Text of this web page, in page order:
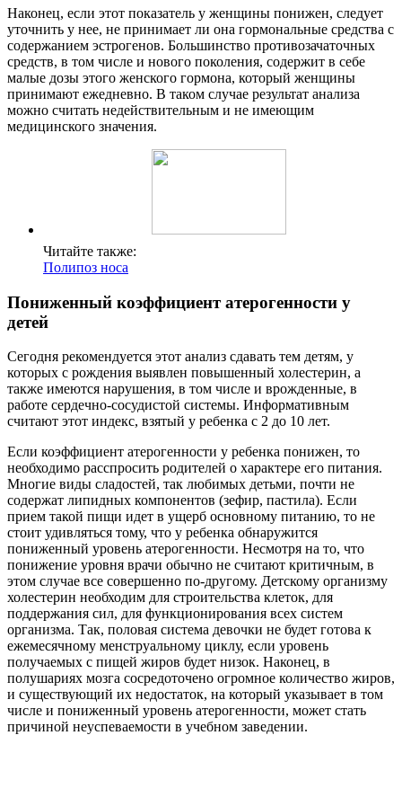
Наконец, если этот показатель у женщины понижен, следует
уточнить у нее, не принимает ли она гормональные средства с
содержанием эстрогенов. Большинство противозачаточных
средств, в том числе и нового поколения, содержит в себе
малые дозы этого женского гормона, который женщины
принимают ежедневно. В таком случае результат анализа
можно считать недействительным и не имеющим
медицинского значения.
Читайте также:
Полипоз носа
Пониженный коэффициент атерогенности у
детей
Сегодня рекомендуется этот анализ сдавать тем детям, у
которых с рождения выявлен повышенный холестерин, а
также имеются нарушения, в том числе и врожденные, в
работе сердечно-сосудистой системы. Информативным
считают этот индекс, взятый у ребенка с 2 до 10 лет.
Если коэффициент атерогенности у ребенка понижен, то
необходимо расспросить родителей о характере его питания.
Многие виды сладостей, так любимых детьми, почти не
содержат липидных компонентов (зефир, пастила). Если
прием такой пищи идет в ущерб основному питанию, то не
стоит удивляться тому, что у ребенка обнаружится
пониженный уровень атерогенности. Несмотря на то, что
понижение уровня врачи обычно не считают критичным, в
этом случае все совершенно по-другому. Детскому организму
холестерин необходим для строительства клеток, для
поддержания сил, для функционирования всех систем
организма. Так, половая система девочки не будет готова к
ежемесячному менструальному циклу, если уровень
получаемых с пищей жиров будет низок. Наконец, в
полушариях мозга сосредоточено огромное количество жиров,
и существующий их недостаток, на который указывает в том
числе и пониженный уровень атерогенности, может стать
причиной неуспеваемости в учебном заведении.